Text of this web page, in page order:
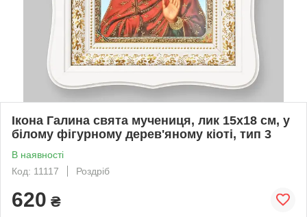
Ікона Галина свята мучениця, лик 15х18 см, у
білому фігурному дерев'яному кіоті, тип 3
В наявності
Код: 11117
Роздріб
620 ₴